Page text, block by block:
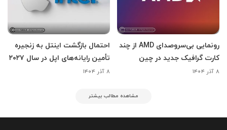
رونمایی بی‌سروصدای AMD از چند
کارت گرافیک جدید در چین
۸ آذر ۱۴۰۴
احتمال بازگشت اینتل به زنجیره
تأمین رایانه‌های اپل در سال ۲۰۲۷
۸ آذر ۱۴۰۴
مشاهده مطالب بیشتر